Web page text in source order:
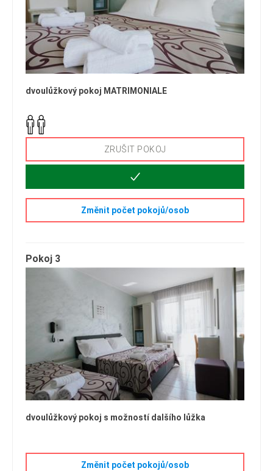
dvoulůžkový pokoj MATRIMONIALE
ZRUŠIT POKOJ
Změnit počet pokojů/osob
Pokoj 3
dvoulůžkový pokoj s možností dalšího lůžka
Změnit počet pokojů/osob